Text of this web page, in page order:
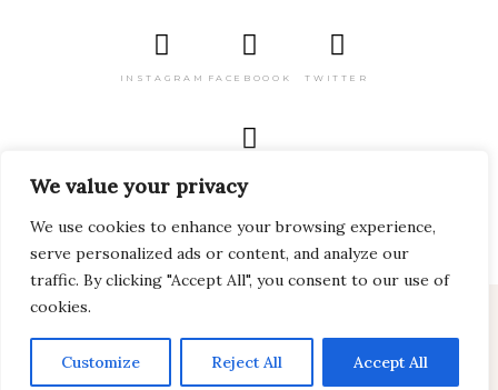
We value your privacy
We use cookies to enhance your browsing experience,
serve personalized ads or content, and analyze our
traffic. By clicking "Accept All", you consent to our use of
cookies.
Customize Reject All Accept All
INSTAGRAM FACEBOOOK TWITTER